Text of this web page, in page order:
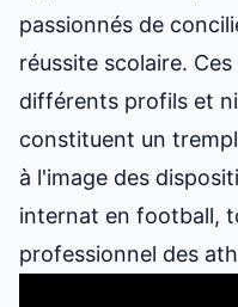
passionnés de
réussite scolaire.
différents profils et
constituent un
à l'image des
internat en football,
professionnel des